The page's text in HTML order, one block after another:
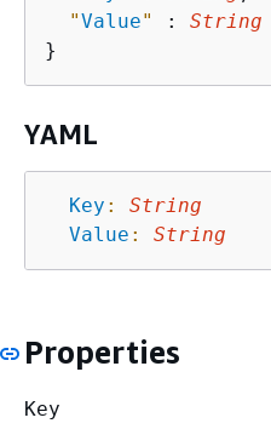
"Value" : String
YAML
Key :
String
Value : String
Properties
Key